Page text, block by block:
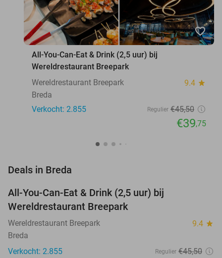
favorite_border
All-You-Can-Eat & Drink (2,5 uur) bij
Wereldrestaurant Breepark
Wereldrestaurant Breepark
9.4 star
Breda
Verkocht: 2.855
Regulier €45,50
€39,75
Deals in Breda
All-You-Can-Eat & Drink (2,5 uur) bij
Wereldrestaurant Breepark
Wereldrestaurant Breepark 9.4 star
Breda
Verkocht: 2.855
Regulier €45,50